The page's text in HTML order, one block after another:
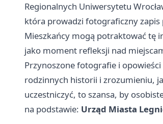
Regionalnych Uniwersytetu
która prowadzi fotograficzny zapis
Mieszkańcy mogą potraktować tę
jako moment refleksji nad
Przynoszone fotografie i
rodzinnych historii i zrozumieniu,
uczestniczyć, to szansa, by
na podstawie: Urząd Miasta